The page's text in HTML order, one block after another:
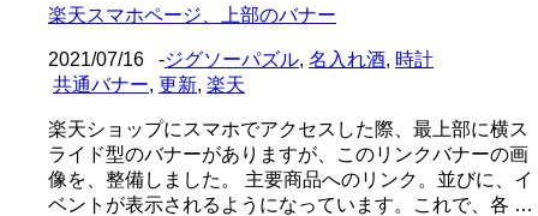
楽天スマホページ、上部のバナー
2021/07/16 -ジグソーパズル, 名入れ酒, 時計
共通バナー, 更新, 楽天
楽天ショップにスマホでアクセスした際、最上部に横ス
ライド型のバナーがありますが、このリンクバナーの画
像を、整備しました。 主要商品へのリンク。並びに、イ
ベントが表示されるようになっています。これで、各 …